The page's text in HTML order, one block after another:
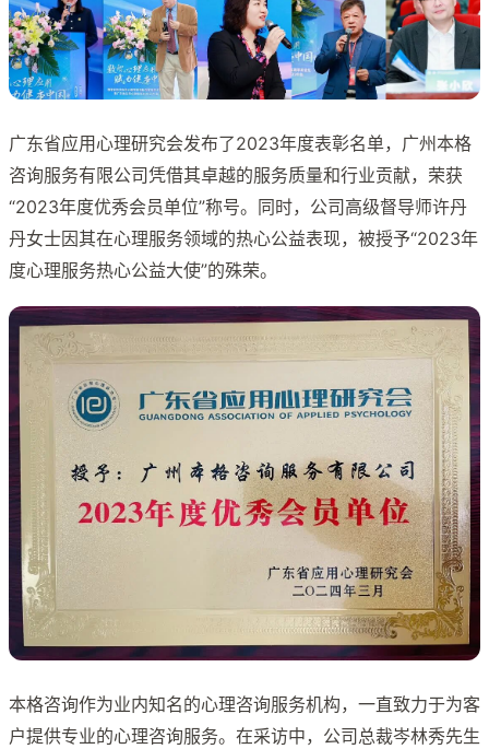
广东省应用心理研究会发布了2023年度表彰名单，广州本格
咨询服务有限公司凭借其卓越的服务质量和行业贡献，荣获
“2023年度优秀会员单位”称号。同时，公司高级督导师许丹
丹女士因其在心理服务领域的热心公益表现，被授予“2023年
度心理服务热心公益大使”的殊荣。
本格咨询作为业内知名的心理咨询服务机构，一直致力于为客
户提供专业的心理咨询服务。在采访中，公司总裁岑林秀先生